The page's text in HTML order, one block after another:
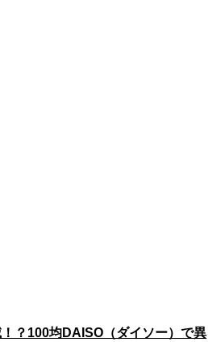
？100均DAISO（ダイソー）で異